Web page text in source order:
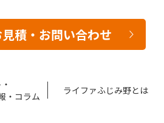
積・お問い合わせ
・コラム
ライファふじみ野とは